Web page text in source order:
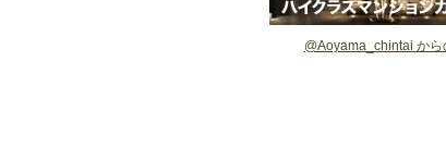
@Aoyama_chintai から